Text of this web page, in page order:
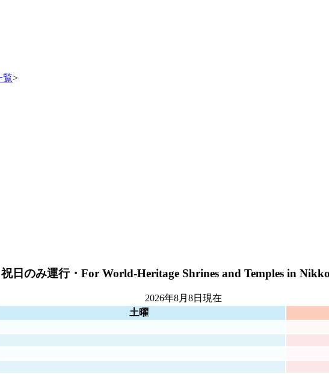
覧>
のみ運行・For World-Heritage Shrines and Temples in Nikko
2026年8月8日 現在
土曜